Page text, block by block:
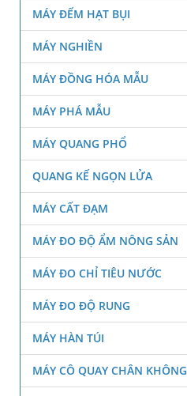
MÁY ĐẾM HẠT BỤI
MÁY NGHIỀN
MÁY ĐỒNG HÓA MẪU
MÁY PHÁ MẪU
MÁY QUANG PHỔ
QUANG KẾ NGỌN LỬA
MÁY CẤT ĐẠM
MÁY ĐO ĐỘ ẨM NÔNG SẢN
MÁY ĐO CHỈ TIÊU NƯỚC
MÁY ĐO ĐỘ RUNG
MÁY HÀN TÚI
MÁY CÔ QUAY CHÂN KHÔNG